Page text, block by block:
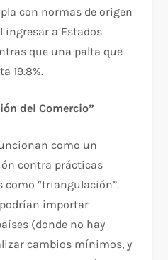
con normas de origen
ingresar a Estados
que una palta que
19.8%.​
del Comercio”
como un
contra prácticas
“triangulación”.
importar
(donde no hay
cambios mínimos, y